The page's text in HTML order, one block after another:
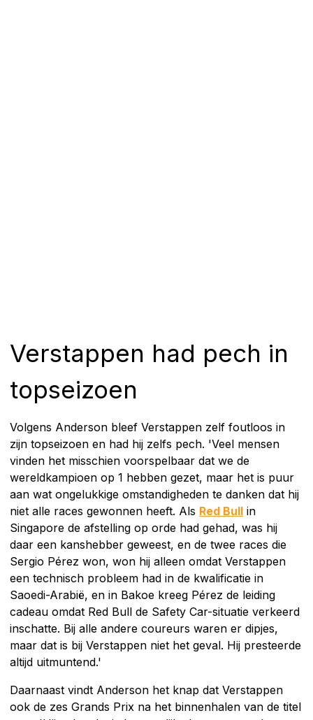
Verstappen had pech in
topseizoen
Volgens Anderson bleef Verstappen zelf foutloos in
zijn topseizoen en had hij zelfs pech. 'Veel mensen
vinden het misschien voorspelbaar dat we de
wereldkampioen op 1 hebben gezet, maar het is puur
aan wat ongelukkige omstandigheden te danken dat hij
niet alle races gewonnen heeft. Als Red Bull in
Singapore de afstelling op orde had gehad, was hij
daar een kanshebber geweest, en de twee races die
Sergio Pérez won, won hij alleen omdat Verstappen
een technisch probleem had in de kwalificatie in
Saoedi-Arabië, en in Bakoe kreeg Pérez de leiding
cadeau omdat Red Bull de Safety Car-situatie verkeerd
inschatte. Bij alle andere coureurs waren er dipjes,
maar dat is bij Verstappen niet het geval. Hij presteerde
altijd uitmuntend.'
Daarnaast vindt Anderson het knap dat Verstappen
ook de zes Grands Prix na het binnenhalen van de titel